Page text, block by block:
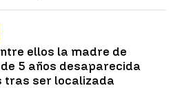
ellos la madre de
5 años desaparecida
tras ser localizada